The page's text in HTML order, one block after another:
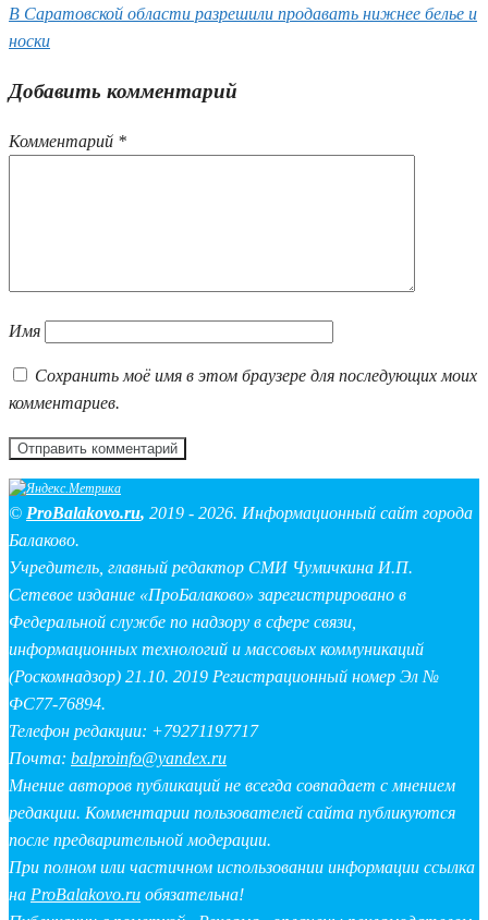
В Саратовской области разрешили продавать нижнее белье и
носки
Добавить комментарий
Комментарий *
Имя
Сохранить моё имя в этом браузере для последующих моих
комментариев.
© ProBalakovo.ru, 2019 - 2026. Информационный сайт города
Балаково.
Учредитель, главный редактор СМИ Чумичкина И.П.
Сетевое издание «ПроБалаково» зарегистрировано в
Федеральной службе по надзору в сфере связи,
информационных технологий и массовых коммуникаций
(Роскомнадзор) 21.10. 2019 Регистрационный номер Эл №
ФС77-76894.
Телефон редакции: +79271197717
Почта: balproinfo@yandex.ru
Мнение авторов публикаций не всегда совпадает с мнением
редакции. Комментарии пользователей сайта публикуются
после предварительной модерации.
При полном или частичном использовании информации ссылка
на ProBalakovo.ru обязательна!